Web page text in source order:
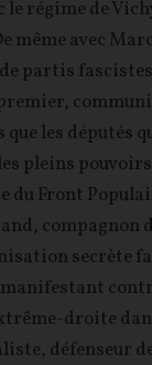
le régime de
même avec
partis
que les députés
pleins
du Front
compagnon
secrète
droite
défenseur